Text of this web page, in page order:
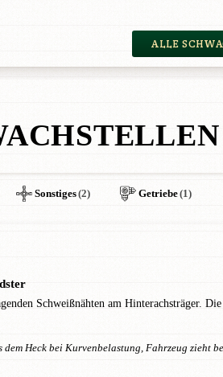
ALLE
Sonstiges(2) Getriebe(1)
Schweißnähten am Hinterachsträger.
Heck bei Kurvenbelastung, Fahrzeug zieht